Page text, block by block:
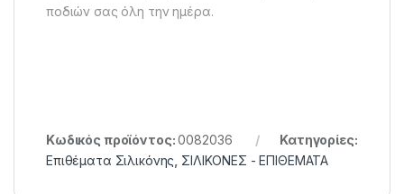
ποδιών σας όλη την ημέρα.
Κωδικός προϊόντος:0082036
Κατηγορίες:
Επιθέματα Σιλικόνης ΣΙΛΙΚΟΝΕΣ - ΕΠΙΘΕΜΑΤΑ